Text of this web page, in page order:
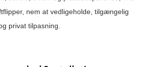
nem at vedligeholde, tilgængelig
privat tilpasning.